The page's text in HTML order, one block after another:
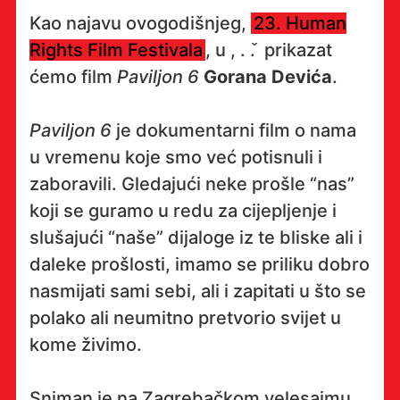
Kao najavu ovogodišnjeg, 23. Human
Rights Film Festivala , u , . . ̌ prikazat
ćemo film Paviljon 6 Gorana Devića.
Paviljon 6 je dokumentarni film o nama
u vremenu koje smo već potisnuli i
zaboravili. Gledajući neke prošle “nas”
koji se guramo u redu za cijepljenje i
slušajući “naše” dijaloge iz te bliske ali i
daleke prošlosti, imamo se priliku dobro
nasmijati sami sebi, ali i zapitati u što se
polako ali neumitno pretvorio svijet u
kome živimo.